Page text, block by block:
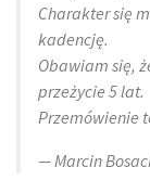
Charakter się
kadencję.
Obawiam się,
przeżycie 5 lat.
Przemówienie
— Marcin